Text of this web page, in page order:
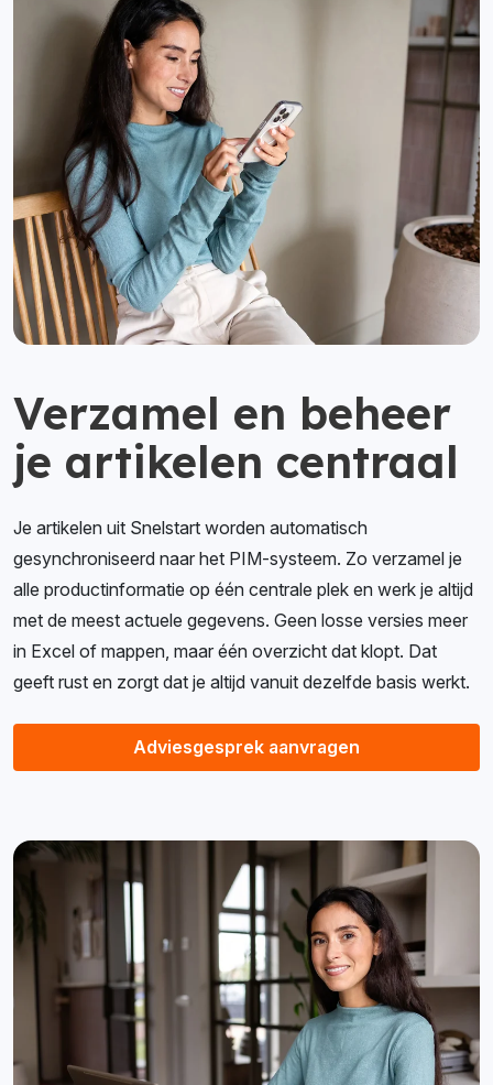
Verzamel en beheer
je artikelen centraal
Je artikelen uit Snelstart worden automatisch
gesynchroniseerd naar het PIM-systeem. Zo verzamel je
alle productinformatie op één centrale plek en werk je altijd
met de meest actuele gegevens. Geen losse versies meer
in Excel of mappen, maar één overzicht dat klopt. Dat
geeft rust en zorgt dat je altijd vanuit dezelfde basis werkt.
Adviesgesprek aanvragen